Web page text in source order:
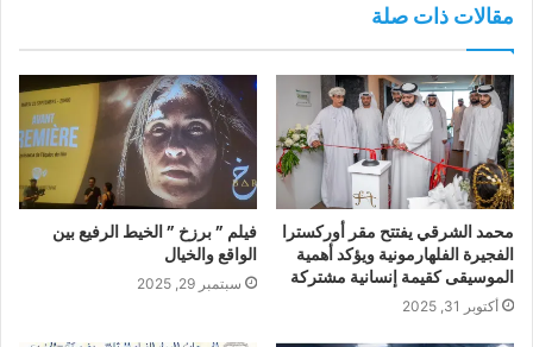
مقالات ذات صلة
محمد الشرقي يفتتح مقر أوركسترا
الفجيرة الفلهارمونية ويؤكد أهمية
الموسيقى كقيمة إنسانية مشتركة
أكتوبر 31, 2025
فيلم ” برزخ ” الخيط الرفيع بين
الواقع والخيال
سبتمبر 29, 2025